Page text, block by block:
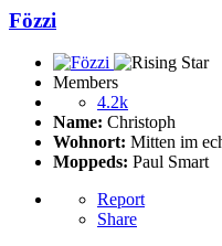
Fözzi
Members
4.2k
Name: Christoph
Wohnort: Mitten im
Moppeds: Paul Smart
Report
Share